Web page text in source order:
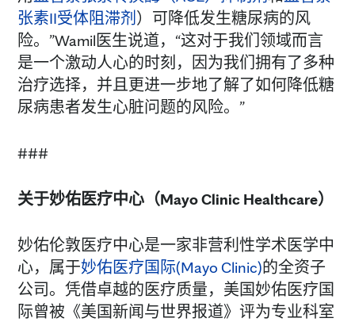
张素II受体阻滞剂 ）可降低发生糖尿病的风
险。”Wamil医生说道，“这对于我们领域而言
是一个激动人心的时刻，因为我们拥有了多种
治疗选择，并且更进一步地了解了如何降低糖
尿病患者发生心脏问题的风险。”
###
关于妙佑医疗中心（Mayo Clinic Healthcare）
妙佑伦敦医疗中心是一家非营利性学术医学中
心，属于妙佑医疗国际(Mayo Clinic)的全资子
公司。凭借卓越的医疗质量，美国妙佑医疗国
际曾被《美国新闻与世界报道》评为专业科室